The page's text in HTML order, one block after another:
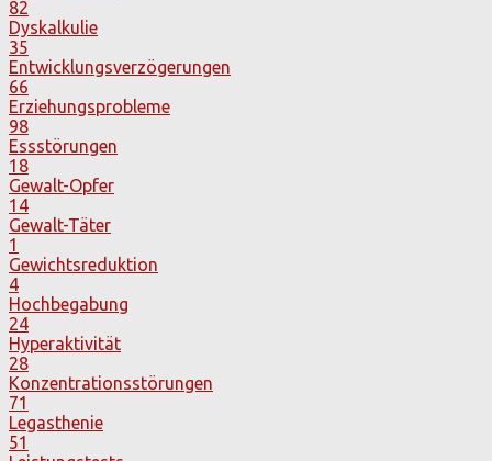
82
Dyskalkulie
35
Entwicklungsverzögerungen
66
Erziehungsprobleme
98
Essstörungen
18
Gewalt-Opfer
14
Gewalt-Täter
1
Gewichtsreduktion
4
Hochbegabung
24
Hyperaktivität
28
Konzentrationsstörungen
71
Legasthenie
51